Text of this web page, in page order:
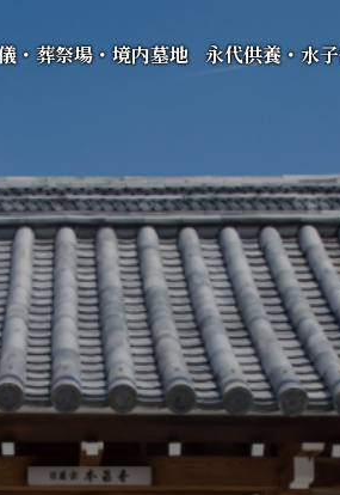
・葬祭場・境内墓地 永代供養・水